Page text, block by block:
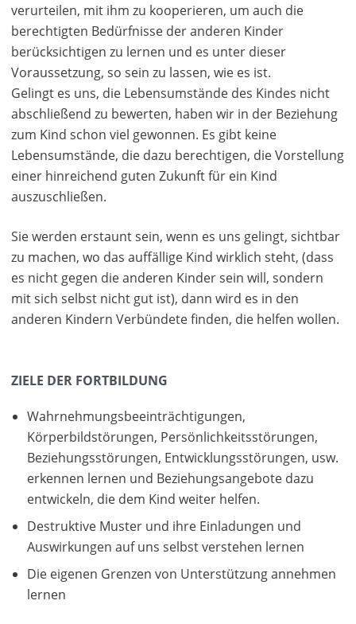
verurteilen, mit ihm zu kooperieren, um auch die
berechtigten Bedürfnisse der anderen Kinder
berücksichtigen zu lernen und es unter dieser
Voraussetzung, so sein zu lassen, wie es ist.
Gelingt es uns, die Lebensumstände des Kindes nicht
abschließend zu bewerten, haben wir in der Beziehung
zum Kind schon viel gewonnen. Es gibt keine
Lebensumstände, die dazu berechtigen, die Vorstellung
einer hinreichend guten Zukunft für ein Kind
auszuschließen.
Sie werden erstaunt sein, wenn es uns gelingt, sichtbar
zu machen, wo das auffällige Kind wirklich steht, (dass
es nicht gegen die anderen Kinder sein will, sondern
mit sich selbst nicht gut ist), dann wird es in den
anderen Kindern Verbündete finden, die helfen wollen.
ZIELE DER FORTBILDUNG
Wahrnehmungsbeeinträchtigungen,
Körperbildstörungen, Persönlichkeitsstörungen,
Beziehungsstörungen, Entwicklungsstörungen, usw.
erkennen lernen und Beziehungsangebote dazu
entwickeln, die dem Kind weiter helfen.
Destruktive Muster und ihre Einladungen und
Auswirkungen auf uns selbst verstehen lernen
Die eigenen Grenzen von Unterstützung annehmen
lernen